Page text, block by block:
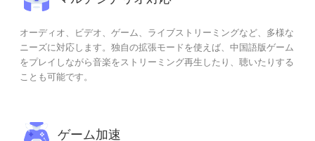
オーディオ、ビデオ、ゲーム、ライブストリーミングなど、多様な
ニーズに対応します。独自の拡張モードを使えば、中国語版ゲーム
をプレイしながら音楽をストリーミング再生したり、聴いたりする
ことも可能です。
ゲーム加速